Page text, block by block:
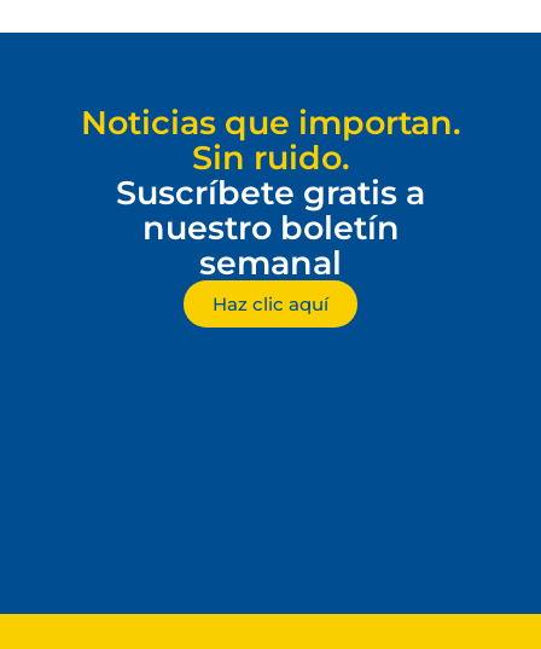
Noticias que importan.
Sin ruido.
Suscríbete gratis a
nuestro boletín
semanal
Haz clic aquí